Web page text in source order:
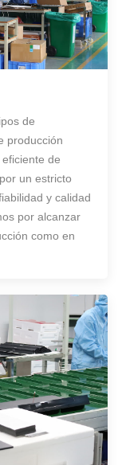
de
producción
de
un estricto
y calidad
por alcanzar
como en